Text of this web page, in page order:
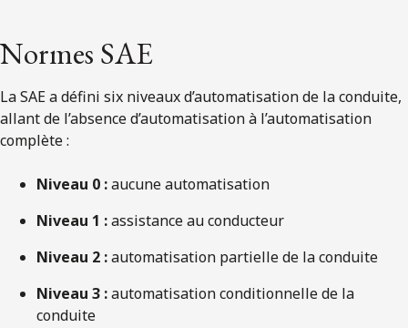
Normes SAE
La SAE a défini six niveaux d’automatisation de la conduite,
allant de l’absence d’automatisation à l’automatisation
complète :
Niveau 0 :aucune automatisation
Niveau 1 :assistance au conducteur
Niveau 2 :automatisation partielle de la conduite
Niveau 3 :automatisation conditionnelle de la
conduite